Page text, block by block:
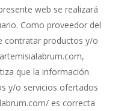
web se realizará
Como proveedor del
contratar productos y/o
que la información
y/o servicios ofertados
es correcta